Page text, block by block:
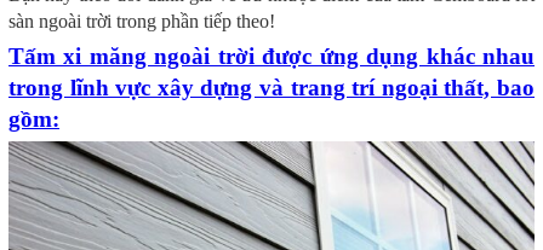
sàn ngoài trời trong phần tiếp theo!
Tấm xi măng ngoài trời được ứng dụng khác nhau
trong lĩnh vực xây dựng và trang trí ngoại thất, bao
gồm: